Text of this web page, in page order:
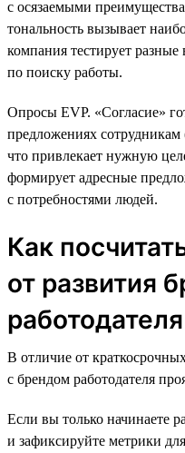
с осязаемыми
тональность вызывает
компания тестирует разные
по поиску работы.
Опросы EVP. «Согласие»
предложениях
что привлекает нужную
формирует адресные
с потребностями людей.
Как
от развития
работодателя
В отличие от
с брендом работодателя
Если вы только начинаете
и зафиксируйте метрики